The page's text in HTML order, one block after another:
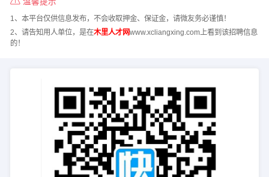
1、本平台仅供信息发布，不会收取押金、保证金，请微友务必谨慎！
2、请告知用人单位，是在木里人才网www.xcliangxing.com上看到该招聘信息
的！